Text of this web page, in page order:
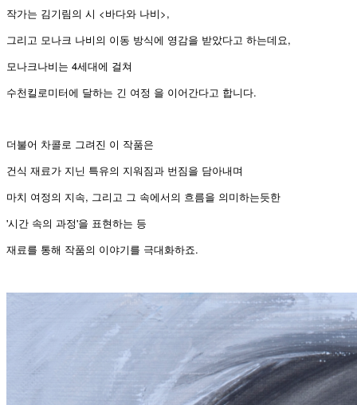
작가는 김기림의 시 <바다와 나비>,
그리고 모나크 나비의 이동 방식에 영감을 받았다고 하는데요,
모나크나비는 4세대에 걸쳐
수천킬로미터에 달하는 긴 여정 을 이어간다고 합니다.
더불어 차콜로 그려진 이 작품은
건식 재료가 지닌 특유의 지워짐과 번짐을 담아내며
마치 여정의 지속, 그리고 그 속에서의 흐름을 의미하는듯한
'시간 속의 과정'을 표현하는 등
재료를 통해 작품의 이야기를 극대화하죠.